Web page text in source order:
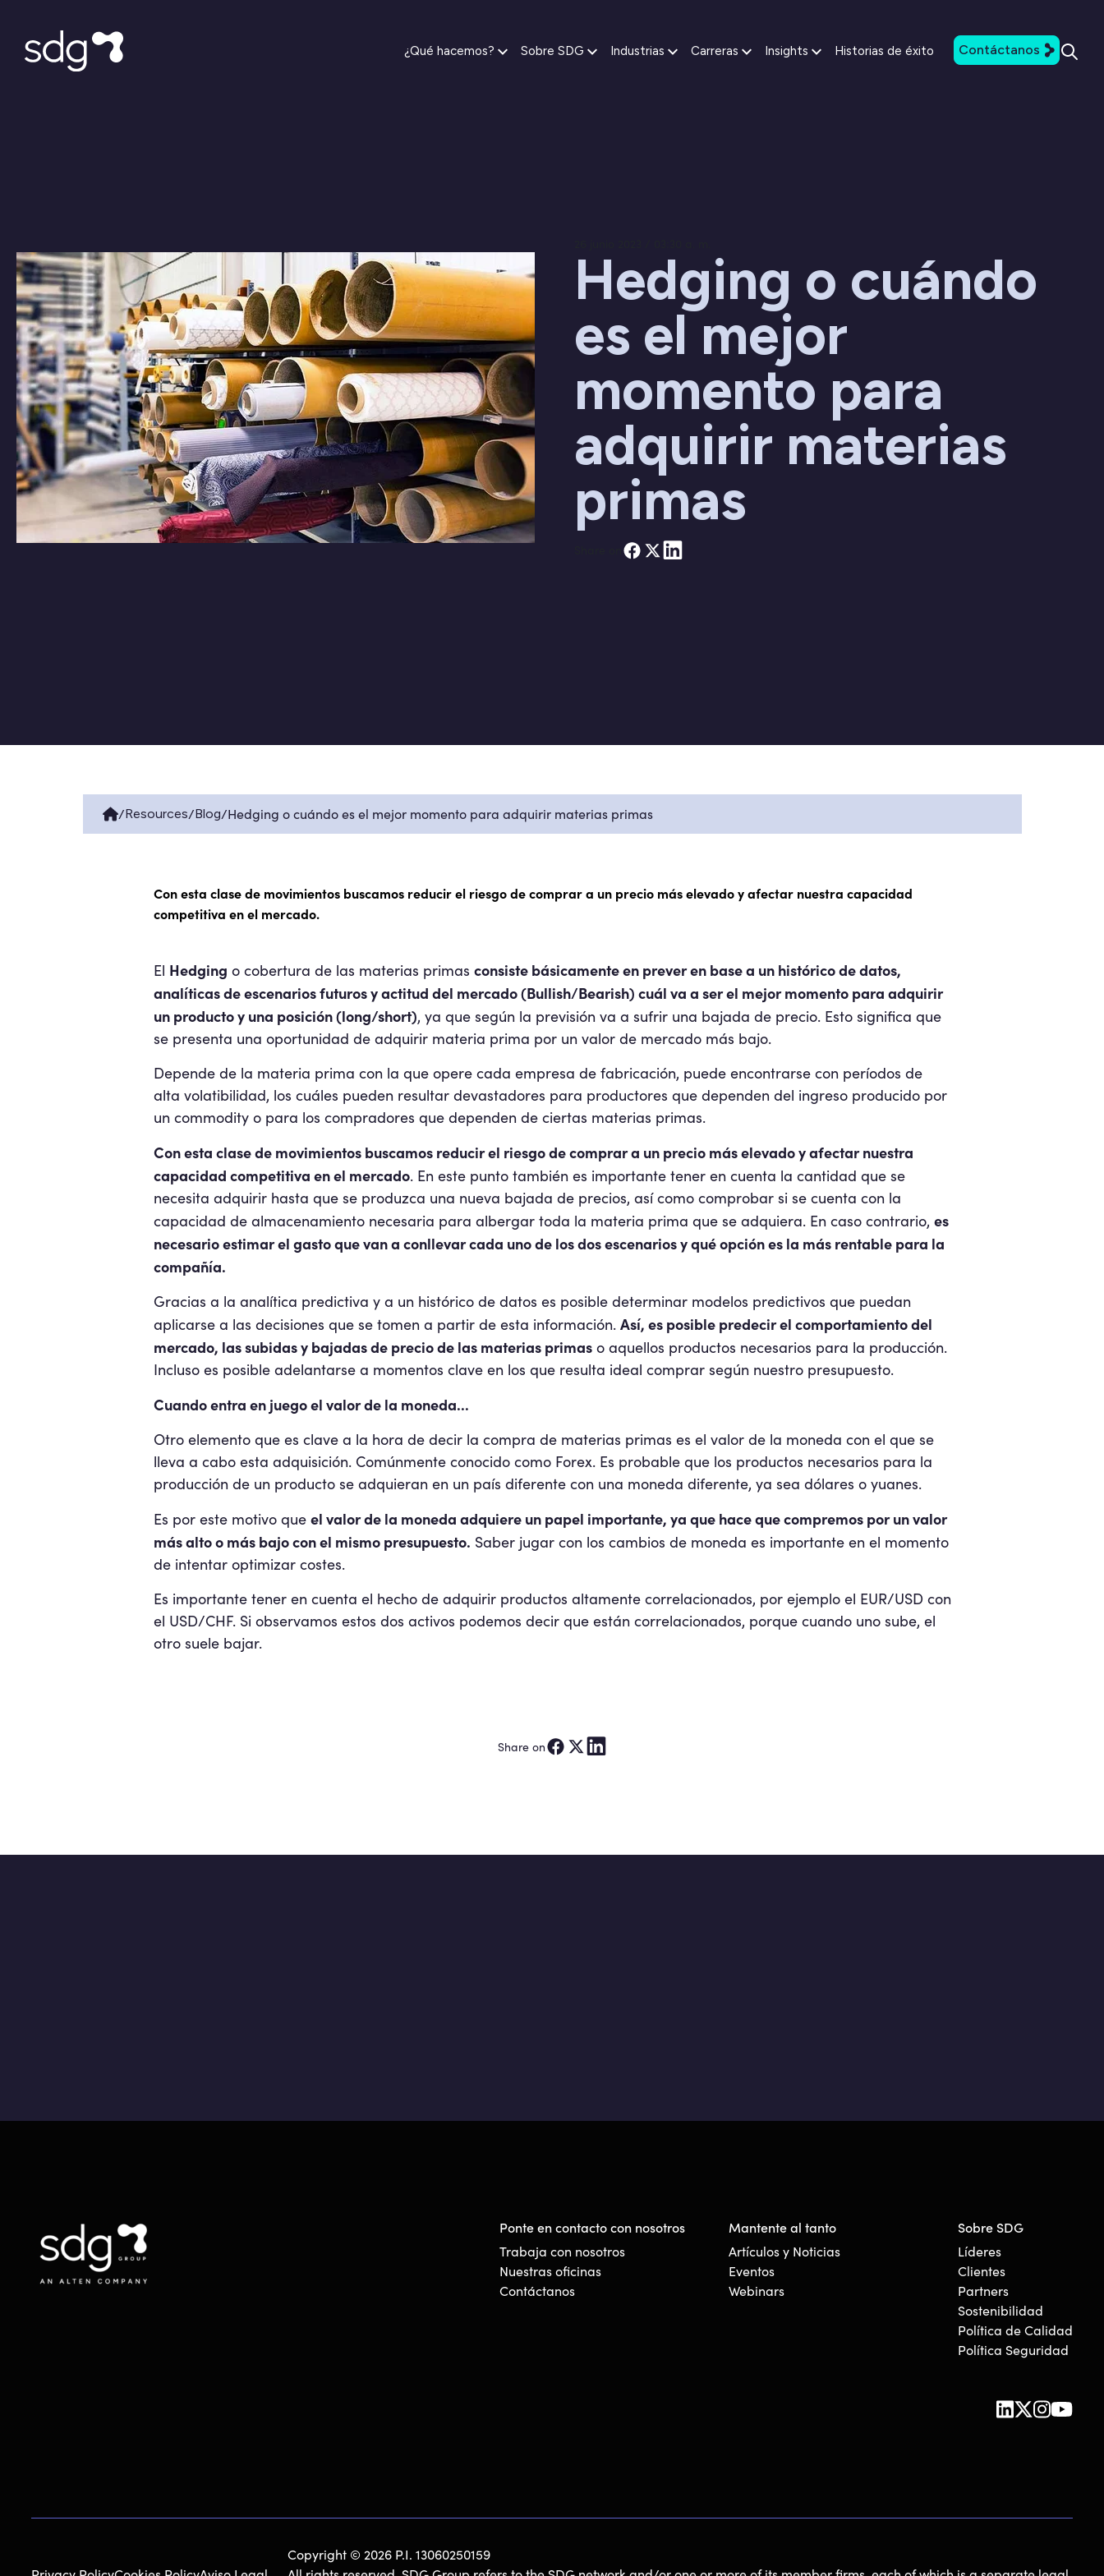
¿Qué hacemos? Sobre SDG Industrias Carreras Insights Historias de éxito Contáctanos
Hedging o cuándo
es el mejor
momento para
adquirir materias
primas
/Resources/Blog/Hedging o cuándo es el mejor momento para adquirir materias primas
Con esta clase de movimientos buscamos reducir el riesgo de comprar a un precio más elevado y afectar nuestra capacidad
competitiva en el mercado.
El Hedging o cobertura de las materias primas consiste básicamente en prever en base a un histórico de datos,
analíticas de escenarios futuros y actitud del mercado (Bullish/Bearish) cuál va a ser el mejor momento para adquirir
un producto y una posición (long/short), ya que según la previsión va a sufrir una bajada de precio. Esto significa que
se presenta una oportunidad de adquirir materia prima por un valor de mercado más bajo.
Depende de la materia prima con la que opere cada empresa de fabricación, puede encontrarse con períodos de
alta volatibilidad, los cuáles pueden resultar devastadores para productores que dependen del ingreso producido por
un commodity o para los compradores que dependen de ciertas materias primas.
Con esta clase de movimientos buscamos reducir el riesgo de comprar a un precio más elevado y afectar nuestra
capacidad competitiva en el mercado. En este punto también es importante tener en cuenta la cantidad que se
necesita adquirir hasta que se produzca una nueva bajada de precios, así como comprobar si se cuenta con la
capacidad de almacenamiento necesaria para albergar toda la materia prima que se adquiera. En caso contrario, es
necesario estimar el gasto que van a conllevar cada uno de los dos escenarios y qué opción es la más rentable para la
compañía.
Gracias a la analítica predictiva y a un histórico de datos es posible determinar modelos predictivos que puedan
aplicarse a las decisiones que se tomen a partir de esta información. Así, es posible predecir el comportamiento del
mercado, las subidas y bajadas de precio de las materias primaso aquellos productos necesarios para la producción.
Incluso es posible adelantarse a momentos clave en los que resulta ideal comprar según nuestro presupuesto.
Cuando entra en juego el valor de la moneda...
Otro elemento que es clave a la hora de decir la compra de materias primas es el valor de la moneda con el que se
lleva a cabo esta adquisición. Comúnmente conocido como Forex. Es probable que los productos necesarios para la
producción de un producto se adquieran en un país diferente con una moneda diferente, ya sea dólares o yuanes.
Es por este motivo que el valor de la moneda adquiere un papel importante, ya que hace que compremos por un valor
más alto o más bajo con el mismo presupuesto. Saber jugar con los cambios de moneda es importante en el momento
de intentar optimizar costes.
Es importante tener en cuenta el hecho de adquirir productos altamente correlacionados, por ejemplo el EUR/USD con
el USD/CHF. Si observamos estos dos activos podemos decir que están correlacionados, porque cuando uno sube, el
otro suele bajar.
Share on
Ponte en contacto con nosotros
Trabaja con nosotros
Nuestras oficinas
Contáctanos
Mantente al tanto
Artículos y Noticias
Eventos
Webinars
Sobre SDG
Líderes
Clientes
Partners
Sostenibilidad
Política de Calidad
Política Seguridad
Copyright © 2026 P.I. 13060250159